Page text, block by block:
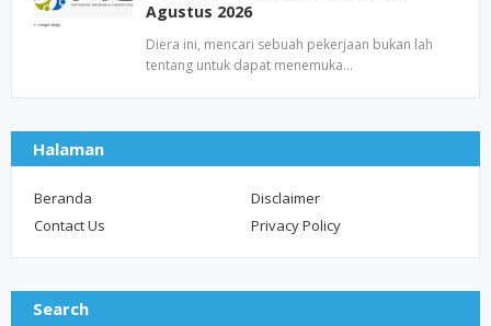
Agustus 2026
Diera ini, mencari sebuah pekerjaan bukan lah
tentang untuk dapat menemuka…
Halaman
Beranda
Disclaimer
Contact Us
Privacy Policy
Search